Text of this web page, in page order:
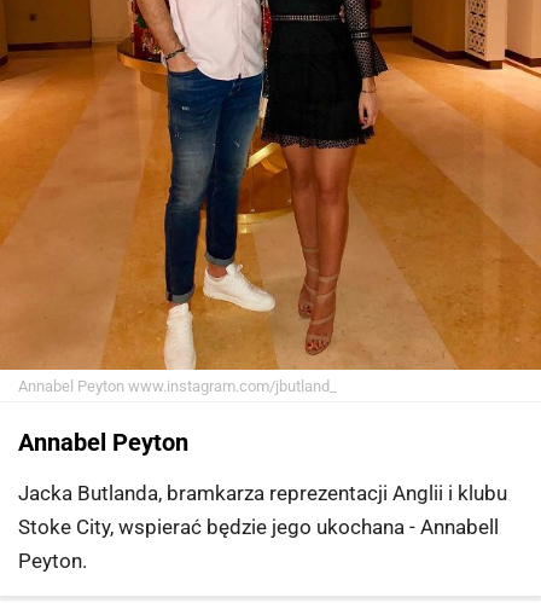
Annabel Peyton www.instagram.com/jbutland_
Annabel Peyton
Jacka Butlanda, bramkarza reprezentacji Anglii i klubu
Stoke City, wspierać będzie jego ukochana - Annabell
Peyton.